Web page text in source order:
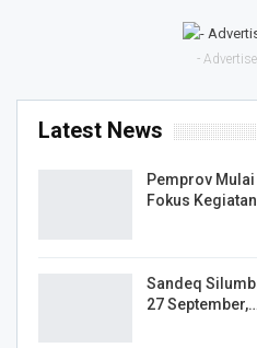
-
Latest News
Pemprov Mulai
Fokus
Sandeq
27 September,…